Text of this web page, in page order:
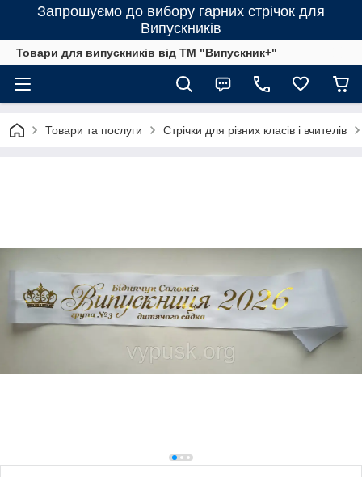
Запрошуємо до вибору гарних стрічок для
Випускників
Товари для випускників від ТМ "Випускник+"
Товари та послуги Стрічки для різних класів і вчителів